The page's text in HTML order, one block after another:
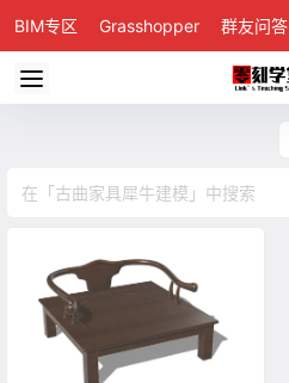
BIM专区 Grasshopper 群友问答